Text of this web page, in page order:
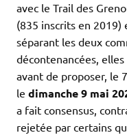
avec le Trail des
(835 inscrits en 2019)
séparant les deux
décontenancées,
avant de proposer, le
le dimanche 9 mai
a fait consensus,
rejetée par certains